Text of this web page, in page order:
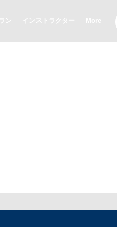
ン インストラクター More